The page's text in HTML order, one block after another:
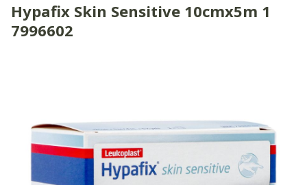
Hypafix Skin Sensitive 10cmx5m 1
7996602